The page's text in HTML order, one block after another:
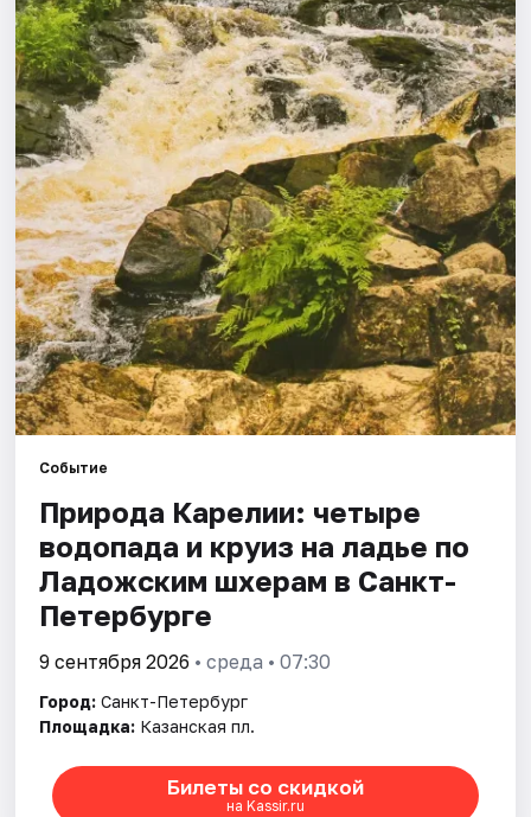
Города
Площадки
Артисты
Рейтинги
Событие
Природа Карелии: четыре
водопада и круиз на ладье по
Ладожским шхерам в Санкт-
Петербурге
9 сентября 2026 • среда • 07:30
Город: Санкт-Петербург
Площадка: Казанская пл.
Билеты со скидкой
на Kassir.ru